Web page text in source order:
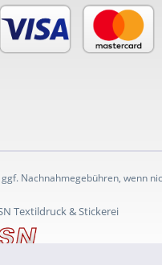
Nachnahmegebühren, wenn
Textildruck & Stickerei